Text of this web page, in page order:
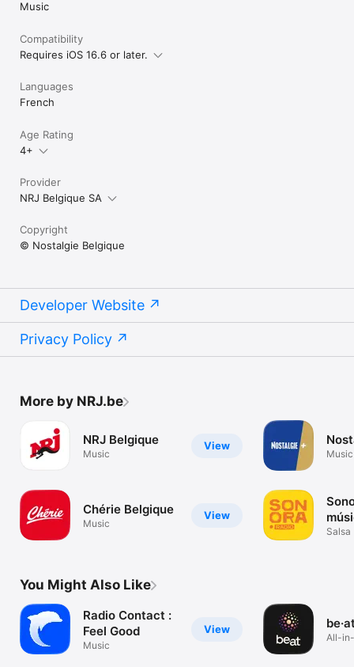
Music
Compatibility
Requires iOS 16.6 or later.
Languages
French
Age Rating
4+
Provider
NRJ Belgique SA
Copyright
© Nostalgie Belgique
Developer Website
Privacy Policy
More by NRJ.be
View
NRJ Belgique
Music
View
Chérie Belgique
Music
Music
Salsa
You Might Also Like
View
Radio Contact :
Feel Good
Music
All-